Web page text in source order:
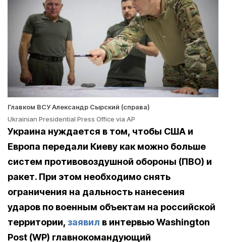
Главком ВСУ Александр Сырский (справа)
Ukrainian Presidential Press Office via AP
Украина нуждается в том, чтобы США и
Европа передали Киеву как можно больше
систем противовоздушной обороны (ПВО) и
ракет. При этом необходимо снять
ограничения на дальность нанесения
ударов по военным объектам на российской
территории, заявил в интервью Washington
Post (WP) главнокомандующий